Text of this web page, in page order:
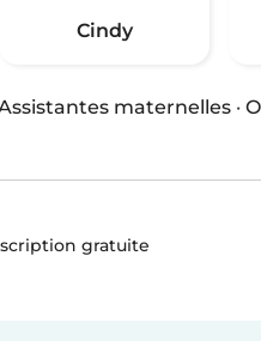
Cindy
maternelles ·
gratuite